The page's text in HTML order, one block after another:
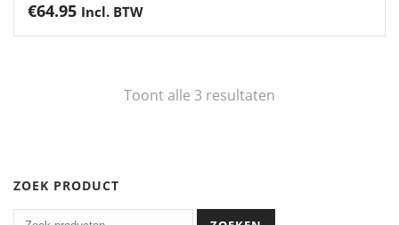
€64.95 Incl. BTW
Toont alle 3 resultaten
ZOEK PRODUCT